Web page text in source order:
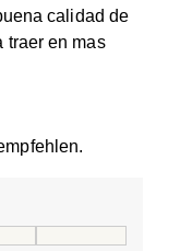
calidad de
traer en mas